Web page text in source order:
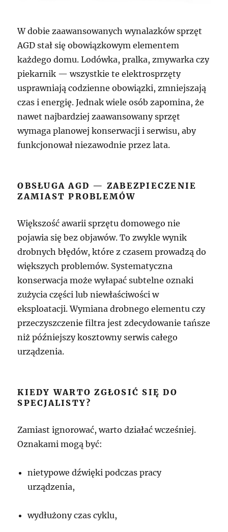
W dobie zaawansowanych wynalazków sprzęt
AGD stał się obowiązkowym elementem
każdego domu. Lodówka, pralka, zmywarka czy
piekarnik — wszystkie te elektrosprzęty
usprawniają codzienne obowiązki, zmniejszają
czas i energię. Jednak wiele osób zapomina, że
nawet najbardziej zaawansowany sprzęt
wymaga planowej konserwacji i serwisu, aby
funkcjonował niezawodnie przez lata.
OBSŁUGA AGD — ZABEZPIECZENIE
ZAMIAST PROBLEMÓW
Większość awarii sprzętu domowego nie
pojawia się bez objawów. To zwykle wynik
drobnych błędów, które z czasem prowadzą do
większych problemów. Systematyczna
konserwacja może wyłapać subtelne oznaki
zużycia części lub niewłaściwości w
eksploatacji. Wymiana drobnego elementu czy
przeczyszczenie filtra jest zdecydowanie tańsze
niż późniejszy kosztowny serwis całego
urządzenia.
KIEDY WARTO ZGŁOSIĆ SIĘ DO
SPECJALISTY?
Zamiast ignorować, warto działać wcześniej.
Oznakami mogą być:
nietypowe dźwięki podczas pracy
urządzenia,
wydłużony czas cyklu,